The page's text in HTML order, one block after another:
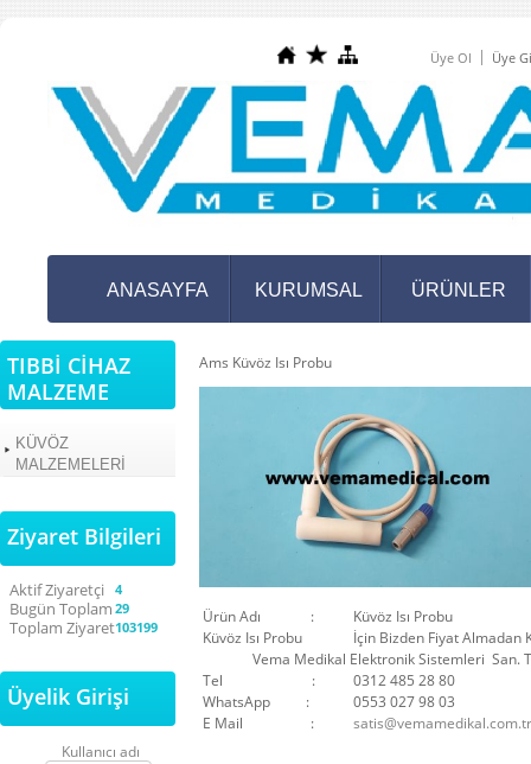
Üye Ol Üye
ANASAYFA KURUMSAL ÜRÜNLER
TIBBİ CİHAZ
MALZEME
KÜVÖZ
MALZEMELERİ
Ziyaret Bilgileri
Aktif Ziyaretçi 4
Bugün Toplam 29
Toplam Ziyaret103199
Üyelik Girişi
Kullanıcı adı
Ams Küvöz Isı Probu
Ürün Adı :
Küvöz Isı Probu
Küvöz Isı Probu
İçin Bizden Fiyat Almadan
Vema Medikal Elektronik Sistemleri San.
Tel :
0312 485 28 80
WhatsApp :
0553 027 98 03
E Mail :
satis@vemamedikal.com.tr